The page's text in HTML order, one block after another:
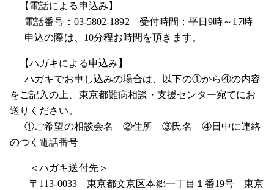
【電話による申込み】
電話番号：03-5802-1892 受付時間：平日9時～17時
申込の際は、10分程お時間を頂きます。
【ハガキによる申込み】
ハガキでお申し込みの場合は、以下の①から④の内容
をご記入の上、東京都難病相談・支援センター宛てにお
送りください。
①ご希望の相談会名 ②住所 ③氏名 ④日中に連絡
のつく電話番号
＜ハガキ送付先＞
〒113-0033 東京都文京区本郷一丁目１番19号東京